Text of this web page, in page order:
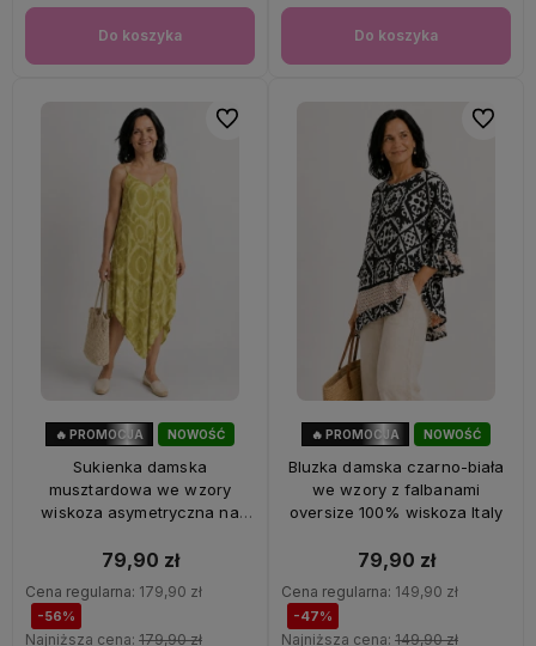
Do koszyka Do koszyka
NOWOŚĆ
🔥 PROMOCJA
Sukienka damska
musztardowa we wzory
wiskoza asymetryczna na
79,90 zł
Cena regularna: 179,90 zł
-56%
Najniższa cena: 179,90 zł
Do ulubionych
NOWOŚĆ
🔥 PROMOCJA
Bluzka damska czarno-biała
we wzory z falbanami
oversize 100% wiskoza Italy
79,90 zł
Cena regularna: 149,90 zł
-47%
Najniższa cena: 149,90 zł
Do